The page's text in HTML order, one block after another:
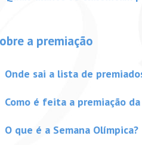
a premiação
Onde sai a lista de
Como é feita a premiação da
O que é a Semana Olímpica?